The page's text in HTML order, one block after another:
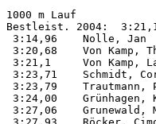
1000 m Lauf
Bestleist. 2004:
3:14,96    Nolle,
3:20,68    Von
3:21,1     Von
3:23,71    Schmidt,
3:23,79
3:24,00
3:27,06